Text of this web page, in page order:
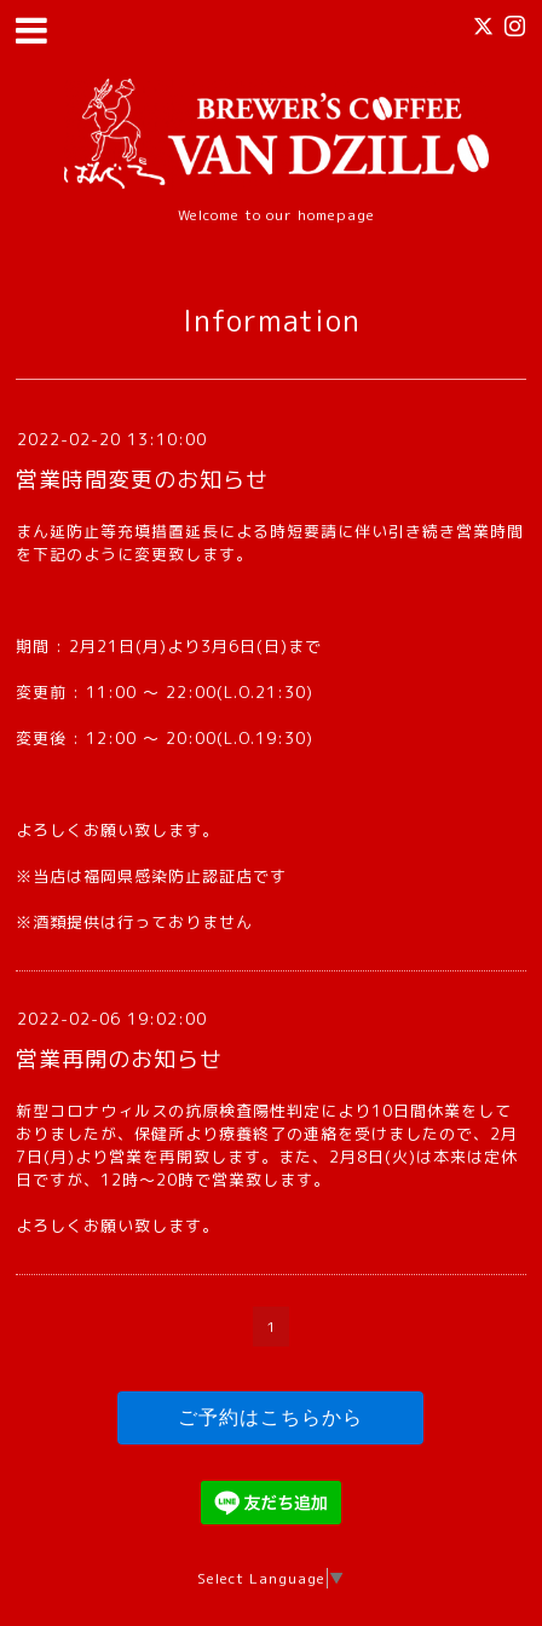
Welcome to our homepage
Information
2022-02-20 13:10:00
営業時間変更のお知らせ
まん延防止等充填措置延長による時短要請に伴い引き続き営業時間
を下記のように変更致します。
期間 : 2月21日(月)より3月6日(日)まで
変更前 : 11:00 〜 22:00(L.O.21:30)
変更後 : 12:00 〜 20:00(L.O.19:30)
よろしくお願い致します。
※当店は福岡県感染防止認証店です
※酒類提供は行っておりません
2022-02-06 19:02:00
営業再開のお知らせ
新型コロナウィルスの抗原検査陽性判定により10日間休業をして
おりましたが、保健所より療養終了の連絡を受けましたので、2月
7日(月)より営業を再開致します。また、2月8日(火)は本来は定休
日ですが、12時〜20時で営業致します。
よろしくお願い致します。
1
ご予約はこちらから
Select Language ▼